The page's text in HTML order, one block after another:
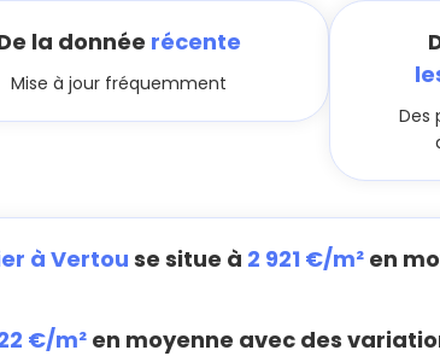
la donnée récente
Mise à jour fréquemment
Des
à Vertouse situe à 2 921 €/m² en
€/m² en moyenne avec des